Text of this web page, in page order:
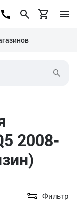
2008-
Фильтр